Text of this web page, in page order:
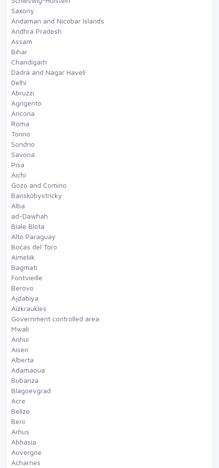
Saxony
Andaman and Nicobar Islands
Andhra Pradesh
Assam
Bihar
Chandigarh
Dadra and Nagar Haveli
Delhi
Abruzzi
Agrigento
Ancona
Roma
Torino
Sondrio
Savona
Pisa
Aichi
Gozo and Comino
Banskobystricky
Alba
ad-Dawhah
Biale Blota
Alto Paraguay
Bocas del Toro
Aimeliik
Bagmati
Fontvieille
Berovo
Ajdabiya
Aizkraukles
Government controlled area
Mwali
Anhui
Aisen
Alberta
Adamaoua
Bubanza
Blagoevgrad
Acre
Belize
Beni
Arhus
Abhasia
Auvergne
Acharnes